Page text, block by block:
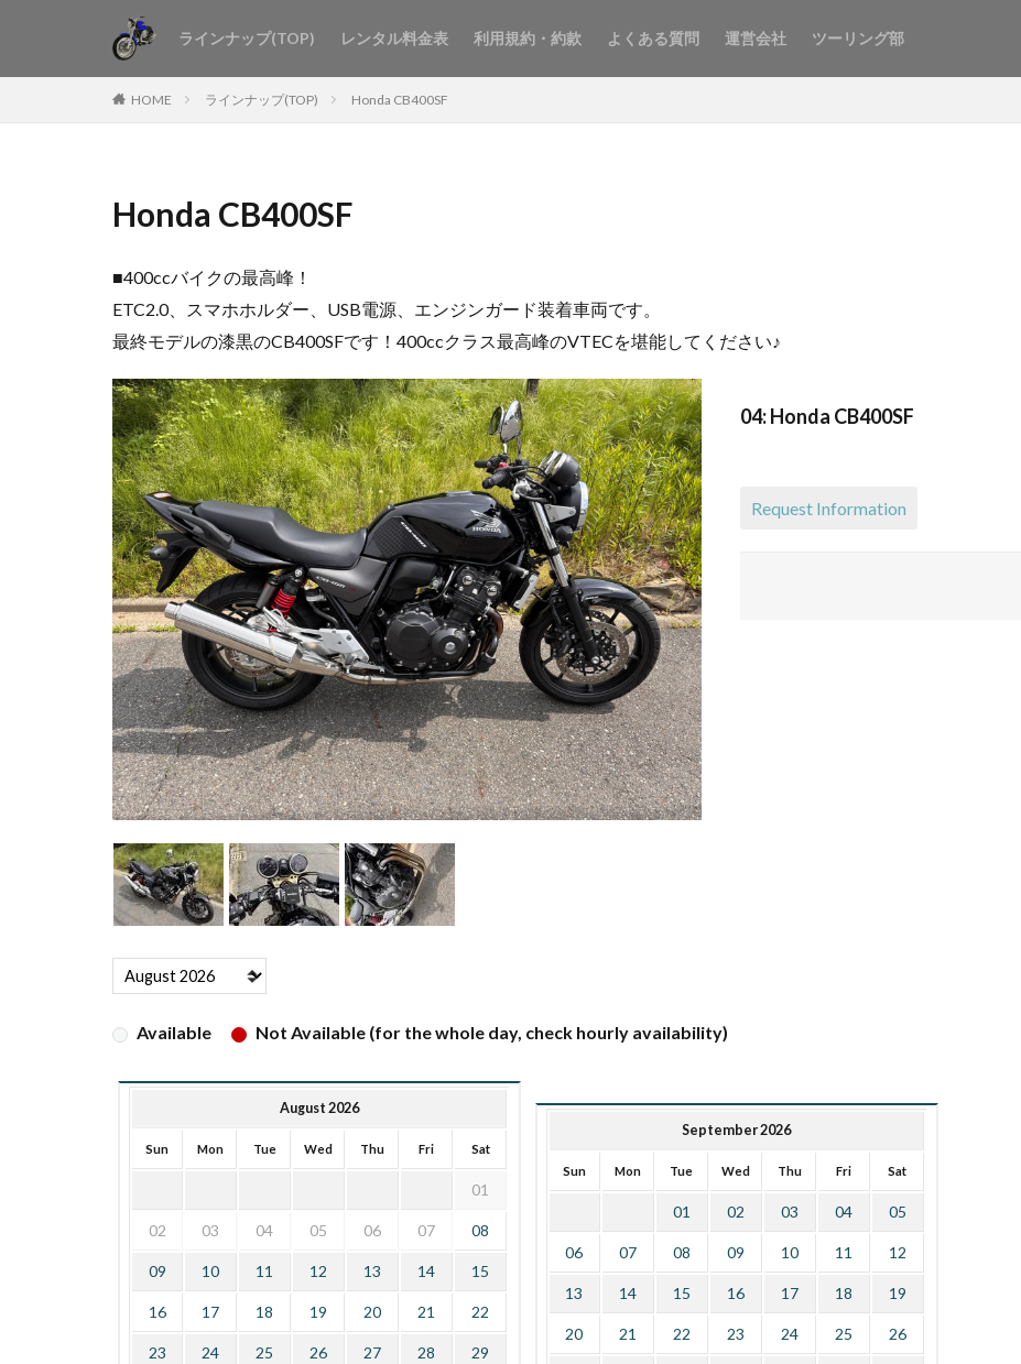
ラインナップ(TOP) レンタル料金表 利用規約・約款 よくある質問 運営会社 ツーリング部
HOME ラインナップ(TOP) Honda CB400SF
Honda CB400SF
■400ccバイクの最高峰！
ETC2.0、スマホホルダー、USB電源、エンジンガード装着車両です。
最終モデルの漆黒のCB400SFです！400ccクラス最高峰のVTECを堪能してください♪
04: Honda CB400SF
Request Information
Available Not Available (for the whole day, check hourly availability)
August 2026
Sun Mon Tue Wed Thu Fri Sat
01
02 03 04 05 06 07 08
09 10 11 12 13 14 15
16 17 18 19 20 21 22
23 24 25 26 27 28 29
September 2026
Sun Mon Tue Wed Thu Fri Sat
01 02 03 04 05
06 07 08 09 10 11 12
13 14 15 16 17 18 19
20 21 22 23 24 25 26